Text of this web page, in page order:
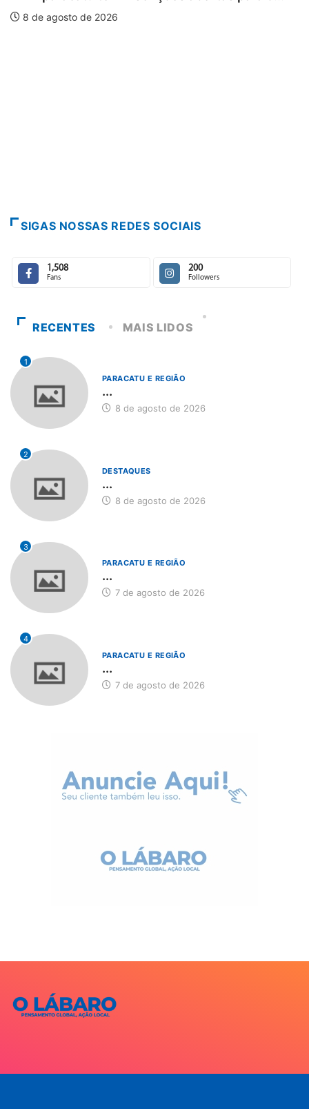
8 de agosto de 2026
SIGAS NOSSAS REDES SOCIAIS
1,508
Fans
200
Followers
RECENTES MAIS LIDOS
1
PARACATU E REGIÃO
...
8 de agosto de 2026
2
DESTAQUES
...
8 de agosto de 2026
3
PARACATU E REGIÃO
...
7 de agosto de 2026
4
PARACATU E REGIÃO
...
7 de agosto de 2026